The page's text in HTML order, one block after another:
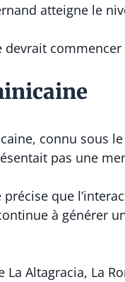
atteigne le
devrait
connu sous
pas une
que
à générer
Altagracia, La